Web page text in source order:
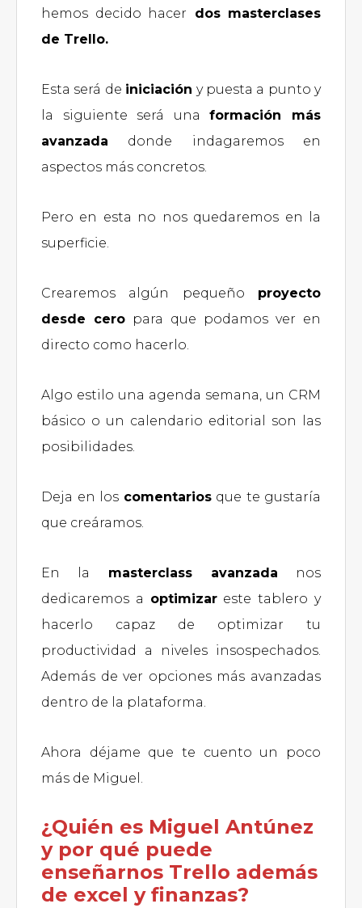
hemos decido hacer dos masterclases
de Trello.
Esta será de iniciación y puesta a punto y
la siguiente será unaformación más
avanzada donde indagaremos en
aspectos más concretos.
Pero en esta no nos quedaremos en la
superficie.
Crearemos algún pequeño proyecto
desde cero para que podamos ver en
directo como hacerlo.
Algo estilo una agenda semana, un CRM
básico o un calendario editorial son las
posibilidades.
Deja en los comentariosque te gustaría
que creáramos.
En la masterclass avanzada nos
dedicaremos a optimizareste tablero y
hacerlo capaz de optimizar tu
productividad a niveles insospechados.
Además de ver opciones más avanzadas
dentro de la plataforma.
Ahora déjame que te cuento un poco
más de Miguel.
¿Quién es Miguel Antúnez
y por qué puede
enseñarnos Trello además
de excel y finanzas?